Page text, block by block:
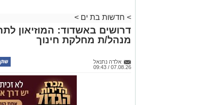
> חדשות בת ים >
דרושים באשדוד: המוזיאון
מנהל/ת מחלקת חינוך
אלדה נתנאל
07.08.26 / 09:43